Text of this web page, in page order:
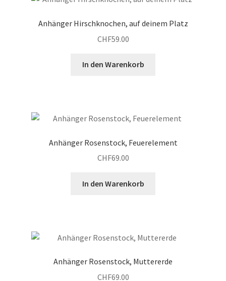
Anhänger Hirschknochen, auf deinem Platz
CHF59.00
In den Warenkorb
Anhänger Rosenstock, Feuerelement
CHF69.00
In den Warenkorb
Anhänger Rosenstock, Muttererde
CHF69.00